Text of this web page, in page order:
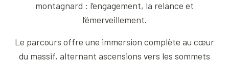
montagnard : l’engagement, la relance et
l’émerveillement.
Le parcours offre une immersion complète au cœur
du massif, alternant ascensions vers les sommets